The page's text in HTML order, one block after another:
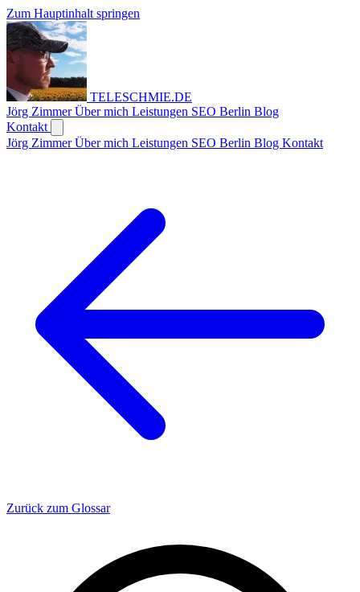
Zum Hauptinhalt springen
TELESCHMIE.DE
Jörg ZimmerÜber mich Leistungen SEO Berlin Blog
Kontakt
Jörg ZimmerÜber mich Leistungen SEO Berlin Blog Kontakt
Zurück zum Glossar